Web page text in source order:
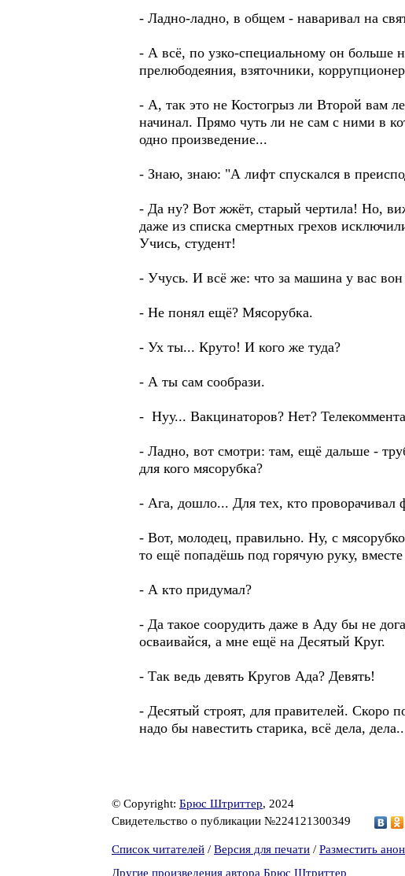
- Ладно-ладно, в общем - наваривал на
- А всё, по узко-специальному он
прелюбодеяния, взяточники,
- А, так это не Костогрыз ли Второй вам
начинал. Прямо чуть ли не сам с ними в
одно произведение...
- Знаю, знаю: "А лифт спускался в
- Да ну? Вот жжёт, старый чертила! Но,
даже из списка смертных грехов
Учись, студент!
- Учусь. И всё же: что за машина у вас вон
- Не понял ещё? Мясорубка.
- Ух ты... Круто! И кого же туда?
- А ты сам сообрази.
- Нуу... Вакцинаторов? Нет?
- Ладно, вот смотри: там, ещё дальше -
для кого мясорубка?
- Ага, дошло... Для тех, кто проворачивал
- Вот, молодец, правильно. Ну, с
то ещё попадёшь под горячую руку,
- А кто придумал?
- Да такое соорудить даже в Аду бы не
осваивайся, а мне ещё на Десятый Круг.
- Так ведь девять Кругов Ада? Девять!
- Десятый строят, для правителей. Скоро
надо бы навестить старика, всё дела,
© Copyright: Брюс Штриттер, 2024
Свидетельство о публикации №224121300349
Список читателей / Версия для печати / Разместить
Другие произведения автора Брюс Штриттер